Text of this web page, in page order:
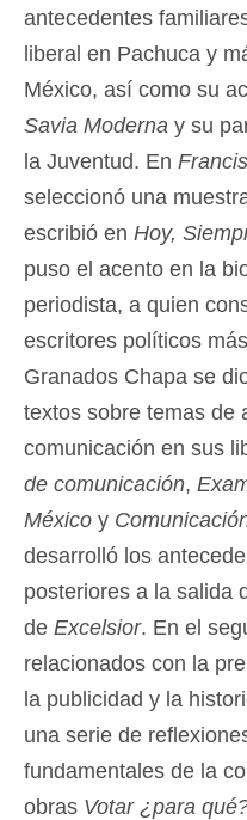
antecedentes
liberal en Pachuca y
México, así como su
Savia Moderna y su
la Juventud. En
seleccionó una
escribió en Hoy,
puso el acento en la
periodista, a quien
escritores políticos
Granados Chapa se
textos sobre temas de
comunicación en sus
de comunicación,
México y
desarrolló los
posteriores a la salida
de Excelsior. En el
relacionados con la
la publicidad y la
una serie de
fundamentales de la
obras Votar ¿para